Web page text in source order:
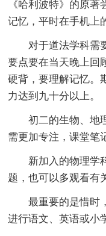
《哈利波特》的原
记忆，平时在手机上
对于道法学科需要
要点要在当天晚上回
硬背，要理解记忆。
力达到九十分以上。
初二的生物、地理
需更加专注，课堂笔
新加入的物理学科
题，也可以多观看有
最重要的是惜时，
进行语文、英语或小